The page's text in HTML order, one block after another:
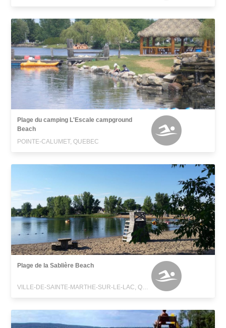
Plage du camping L'Escale campground
Beach
POINTE-CALUMET, QUEBEC
Plage de la Sablière Beach